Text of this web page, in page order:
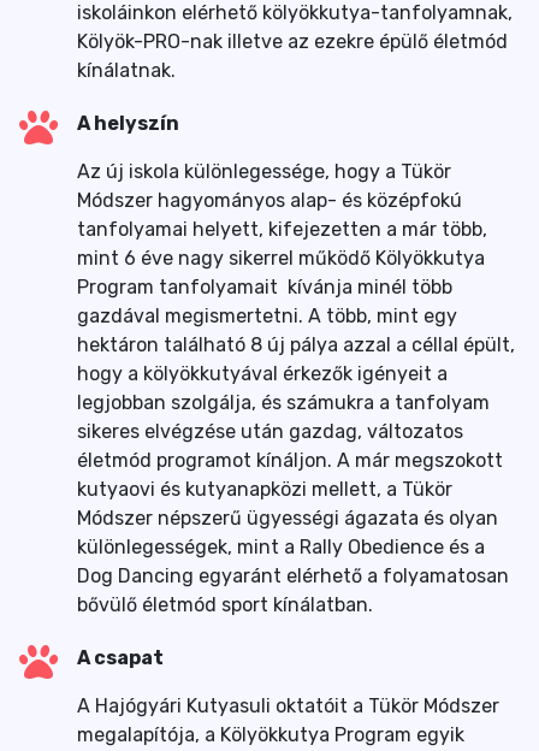
iskoláinkon elérhető kölyökkutya-tanfolyamnak,
Kölyök-PRO-nak illetve az ezekre épülő életmód
kínálatnak.
A helyszín
Az új iskola különlegessége, hogy a Tükör
Módszer hagyományos alap- és középfokú
tanfolyamai helyett, kifejezetten a már több,
mint 6 éve nagy sikerrel működő Kölyökkutya
Program tanfolyamait kívánja minél több
gazdával megismertetni. A több, mint egy
hektáron található 8 új pálya azzal a céllal épült,
hogy a kölyökkutyával érkezők igényeit a
legjobban szolgálja, és számukra a tanfolyam
sikeres elvégzése után gazdag, változatos
életmód programot kínáljon. A már megszokott
kutyaovi és kutyanapközi mellett, a Tükör
Módszer népszerű ügyességi ágazata és olyan
különlegességek, mint a Rally Obedience és a
Dog Dancing egyaránt elérhető a folyamatosan
bővülő életmód sport kínálatban.
A csapat
A Hajógyári Kutyasuli oktatóit a Tükör Módszer
megalapítója, a Kölyökkutya Program egyik